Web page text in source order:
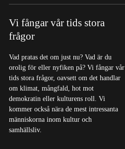
Vi fångar vår tids stora
frågor
Vad pratas det om just nu? Vad är du
orolig för eller nyfiken på? Vi fångar vår
tids stora frågor, oavsett om det handlar
om klimat, mångfald, hot mot
demokratin eller kulturens roll. Vi
kommer också nära de mest intressanta
människorna inom kultur och
samhällsliv.